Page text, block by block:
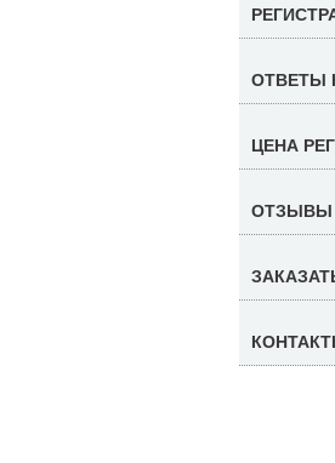
ОТВЕТЫ
ЦЕНА
ОТЗЫВЫ